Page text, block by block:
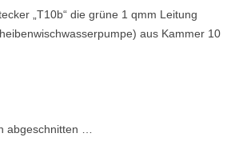
„T10b“ die grüne 1 qmm Leitung
aus Kammer 10
abgeschnitten …